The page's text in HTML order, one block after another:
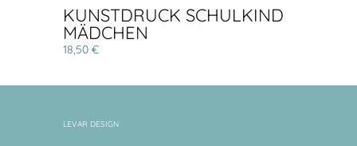
KUNSTDRUCK SCHULKIND
MÄDCHEN
18,50 €
LEVAR DESIGN